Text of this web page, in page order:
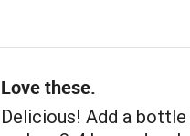
Love these.
Delicious! Add a